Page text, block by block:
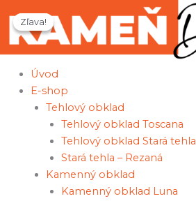
obsah
Úvod
E-shop
Tehlový obklad
Tehlový obklad Toscana
Tehlový obklad Stará tehla
Stará tehla – Rezaná
Kamenný obklad
Kamenný obklad Luna
Kamenný
obklad
Luna
Čierna/farebná
Zľava!
Zľava!
cena
bola:
24,90 €.
Aktuálna
cena
je:
23,90 €.